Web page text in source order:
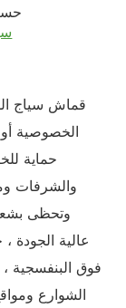
قماش سياج
الخصوصية
حماية
والشرفات
وتحظى
فوق
الشوارع